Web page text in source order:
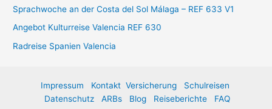
Sprachwoche an der Costa del Sol Málaga – REF 633 V1
Angebot Kulturreise Valencia REF 630
Radreise Spanien Valencia
Impressum Kontakt Versicherung
Schulreisen
Datenschutz
ARBs Blog Reiseberichte FAQ